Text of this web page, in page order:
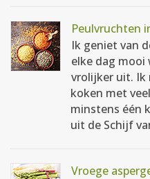
Peulvruchten
Ik geniet van
elke dag mooi
vrolijker uit. Ik
koken met
minstens één
uit de Schijf
Vroege